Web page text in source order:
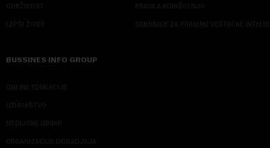
ODRŽIVOST
LEPŠI ŽIVOT
PRAVILA KORIŠĆENJA
SMERNICE ZA PRIMENU VEŠTAČKE
BUSSINES INFO GROUP
ONLINE EDUKACIJE
IZDAVAŠTVO
MEDIJSKE OBUKE
ORGANIZACIJA DOGADJAJA